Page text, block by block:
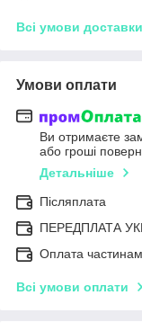
Всі умови доставки
Умови оплати
Ви отримаєте
або гроші
Детальніше
Післяплата
ПЕРЕДПЛАТА
Оплата
Всі умови оплати